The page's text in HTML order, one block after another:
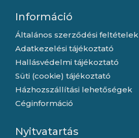
Információ
Általános szerződési feltételek
Adatkezelési tájékoztató
Hallásvédelmi tájékoztató
Süti (cookie) tájékoztató
Házhozszállítási lehetőségek
Céginformáció
Nyitvatartás